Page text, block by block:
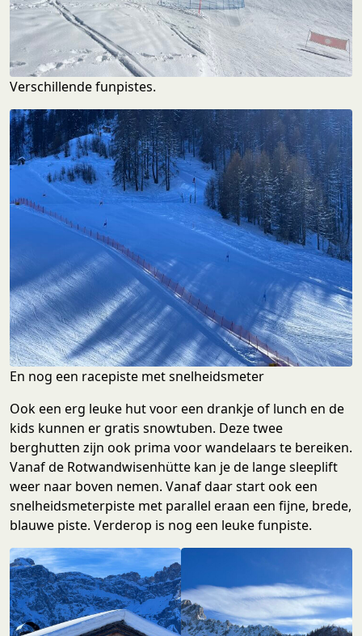
Verschillende funpistes.
En nog een racepiste met snelheidsmeter
Ook een erg leuke hut voor een drankje of lunch en de
kids kunnen er gratis snowtuben. Deze twee
berghutten zijn ook prima voor wandelaars te bereiken.
Vanaf de Rotwandwisenhütte kan je de lange sleeplift
weer naar boven nemen. Vanaf daar start ook een
snelheidsmeterpiste met parallel eraan een fijne, brede,
blauwe piste. Verderop is nog een leuke funpiste.